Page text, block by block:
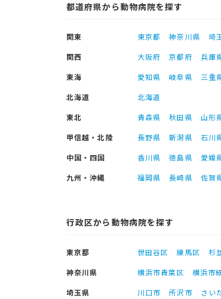
都道府県から動物病院を探す
関東 東京都 神奈川県 埼
関西
大阪府 京都府 兵庫
東海
愛知県 岐阜県 三重
北海道
北海道
東北
青森県 秋田県 山形
甲信越・北陸
長野県 新潟県 石川
中国・四国
香川県 徳島県 愛媛
九州・沖縄
福岡県 長崎県 佐賀
行政区から動物病院を探す
東京都 世田谷区 練馬区 杉
神奈川県
横浜市青葉区 横浜市
埼玉県
川口市 所沢市 さい